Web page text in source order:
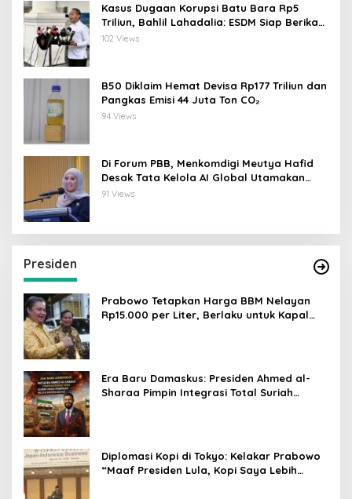
Kasus Dugaan Korupsi Batu Bara Rp5
Triliun, Bahlil Lahadalia: ESDM Siap Berikan
Data
102 Views
B50 Diklaim Hemat Devisa Rp177 Triliun dan
Pangkas Emisi 44 Juta Ton CO₂
94 Views
Di Forum PBB, Menkomdigi Meutya Hafid
Desak Tata Kelola AI Global Utamakan
Perlindungan Anak
91 Views
Presiden
Prabowo Tetapkan Harga BBM Nelayan
Rp15.000 per Liter, Berlaku untuk Kapal
Era Baru Damaskus: Presiden Ahmed al-
Sharaa Pimpin Integrasi Total Suriah
Diplomasi Kopi di Tokyo: Kelakar Prabowo
“Maaf Presiden Lula, Kopi Saya Lebih